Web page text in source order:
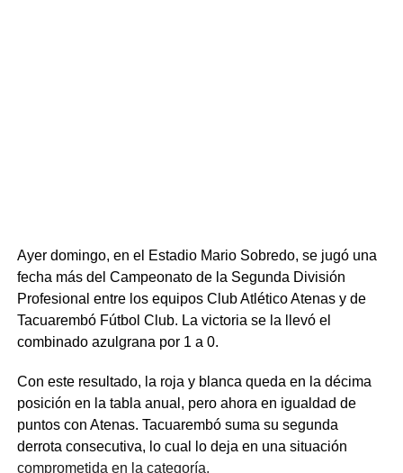
Ayer domingo, en el Estadio Mario Sobredo, se jugó una
fecha más del Campeonato de la Segunda División
Profesional entre los equipos Club Atlético Atenas y de
Tacuarembó Fútbol Club. La victoria se la llevó el
combinado azulgrana por 1 a 0.
Con este resultado, la roja y blanca queda en la décima
posición en la tabla anual, pero ahora en igualdad de
puntos con Atenas. Tacuarembó suma su segunda
derrota consecutiva, lo cual lo deja en una situación
comprometida en la categoría.